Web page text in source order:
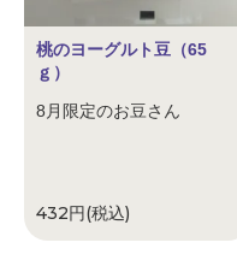
桃のヨーグルト豆（65
ｇ）
8月限定のお豆さん
432円(税込)